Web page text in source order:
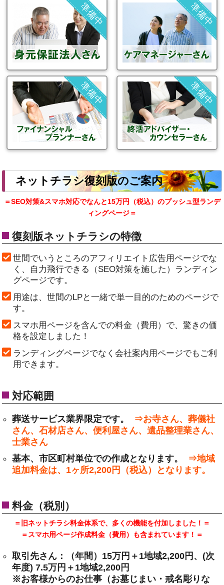
準備中 準備中
準備中 準備中
ネットチラシ復刻版のご案内
＝SEO対策&スマホ対応でなんと15万円（税込）のプッシュ型ランデ
ィングページ＝
復刻版ネットチラシの特徴
世間でいうところのアフィリエイト広告用ページでな
く、自力飛行できる（SEO対策を施した）ランディン
グページです。
用途は、世間のLPと一緒で単一目的のためのページで
す。
スマホ用ページを含んでの料金（費用）で、驚きの価
格を設定しました！
ランディングページでなく会社案内用ページでもご利
用できます。
対応範囲
葬送サービス業界限定です。
⇒お寺さん、葬儀社
さん、石材店さん、便利屋さん、遺品整理業さん、
士業さん
基本、市区町村単位での作成となります。
⇒地域
追加料金は、1ヶ所2,200円（税込）となります。
料金（税別）
＝旧ネットチラシ料金体系で、多くの機能を付加しました！＝
＝スマホ用ページ作成料金（費用）も含まれています！＝
取引先さん：（年間）15万円＋1地域2,200円、(次
年度) 7.5万円＋1地域2,200円
※お客様からのお仕事（お墓じまい・戒名彫りな